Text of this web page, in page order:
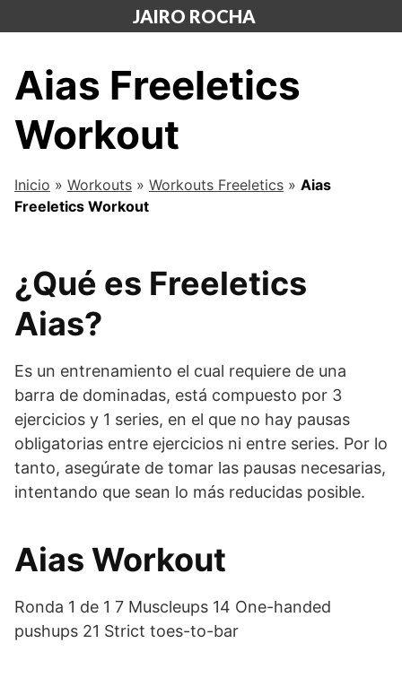
al
JAIRO ROCHA
Aias Freeletics
Workout
Inicio » Workouts » Workouts Freeletics » Aias
Freeletics Workout
¿Qué es Freeletics
Aias?
Es un entrenamiento el cual requiere de una
barra de dominadas, está compuesto por 3
ejercicios y 1 series, en el que no hay pausas
obligatorias entre ejercicios ni entre series. Por lo
tanto, asegúrate de tomar las pausas necesarias,
intentando que sean lo más reducidas posible.
Aias Workout
Ronda 1 de 1 7 Muscleups 14 One-handed
pushups 21 Strict toes-to-bar